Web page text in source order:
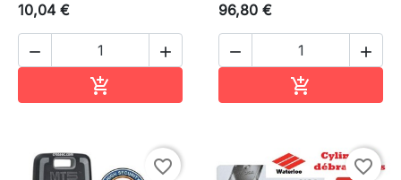
10,04 €
 

96,80 €
 

favorite_border favorite_border